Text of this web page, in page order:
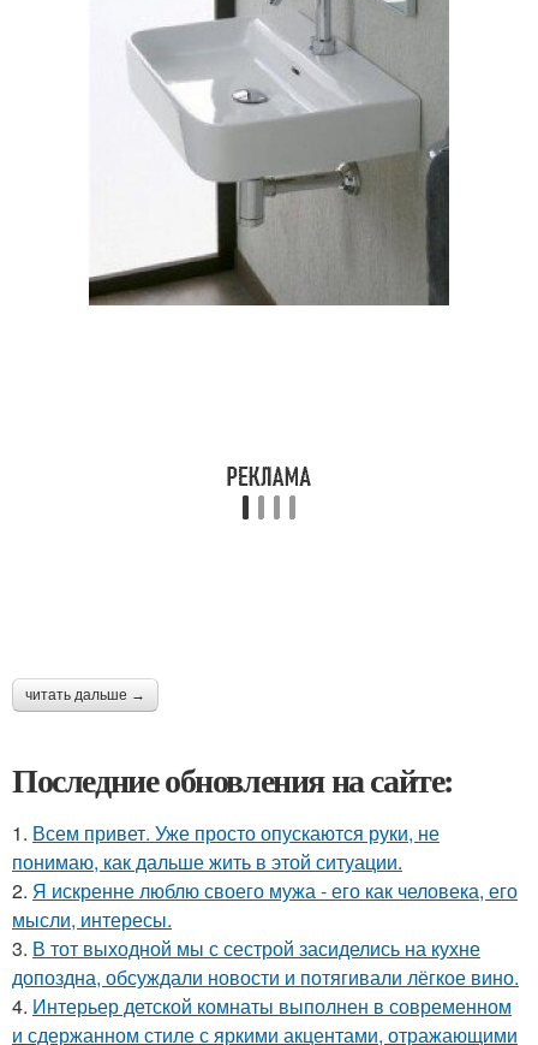
читать дальше →
Последние обновления на сайте:
1. Всем привет. Уже просто опускаются руки, не
понимаю, как дальше жить в этой ситуации.
2. Я искренне люблю своего мужа - его как человека, его
мысли, интересы.
3. В тот выходной мы с сестрой засиделись на кухне
допоздна, обсуждали новости и потягивали лёгкое вино.
4. Интерьер детской комнаты выполнен в современном
и сдержанном стиле с яркими акцентами, отражающими